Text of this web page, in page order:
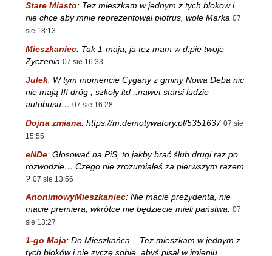
Stare Miasto: Tez mieszkam w jednym z tych blokow i
nie chce aby mnie reprezentowal piotrus, wole Marka 07
sie 18:13
Mieszkaniec: Tak 1-maja, ja tez mam w d.pie twoje
Zyczenia 07 sie 16:33
Julek: W tym momencie Cygany z gminy Nowa Deba nic
nie mają !!! dróg , szkoły itd ..nawet starsi ludzie
autobusu… 07 sie 16:28
Dojna zmiana: https://m.demotywatory.pl/5351637 07 sie
15:55
eNDe: Głosować na PiS, to jakby brać ślub drugi raz po
rozwodzie… Czego nie zrozumiałeś za pierwszym razem
? 07 sie 13:56
AnonimowyMieszkaniec: Nie macie prezydenta, nie
macie premiera, wkrótce nie będziecie mieli państwa. 07
sie 13:27
1-go Maja: Do Mieszkańca – Też mieszkam w jednym z
tych bloków i nie życzę sobie, abyś pisał w imieniu